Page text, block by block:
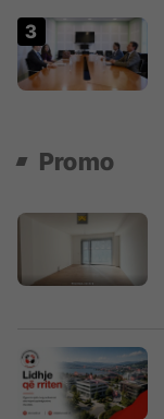
Promo